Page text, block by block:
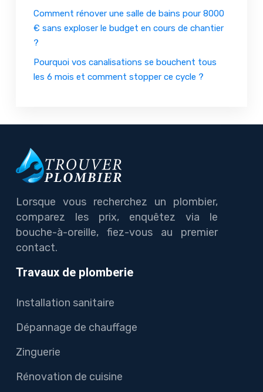
Comment rénover une salle de bains pour 8000
€ sans exploser le budget en cours de chantier
?
Pourquoi vos canalisations se bouchent tous
les 6 mois et comment stopper ce cycle ?
Lorsque vous recherchez un plombier,
comparez les prix, enquêtez via le
bouche-à-oreille, fiez-vous au premier
contact.
Travaux de plomberie
Installation sanitaire
Dépannage de chauffage
Zinguerie
Rénovation de cuisine